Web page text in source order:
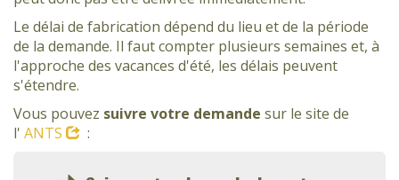
Le délai de fabrication dépend du lieu et de la période
de la demande. Il faut compter plusieurs semaines et, à
l'approche des vacances d'été, les délais peuvent
s'étendre.
Vous pouvez suivre votre demande sur le site de
l' ANTS :